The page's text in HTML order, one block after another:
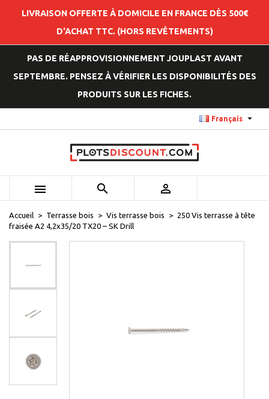
LIVRAISON OFFERTE À DOMICILE EN FRANCE DÈS 500€
D'ACHAT TTC. (HORS REVÊTEMENTS)
PAS DE RÉAPPROVISIONNEMENT JOUPLAST AVANT
SEPTEMBRE. PENSEZ À VÉRIFIER LES DISPONIBILITÉS DES
PRODUITS SUR LES FICHES.
Français 
  
Accueil Terrasse bois Vis terrasse bois
250 Vis terrasse à tête
fraisée A2 4,2x35/20 TX20 – SK Drill